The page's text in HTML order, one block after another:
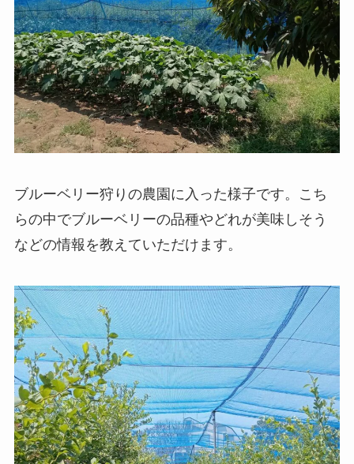
ブルーベリー狩りの農園に入った様子です。こち
らの中でブルーベリーの品種やどれが美味しそう
などの情報を教えていただけます。